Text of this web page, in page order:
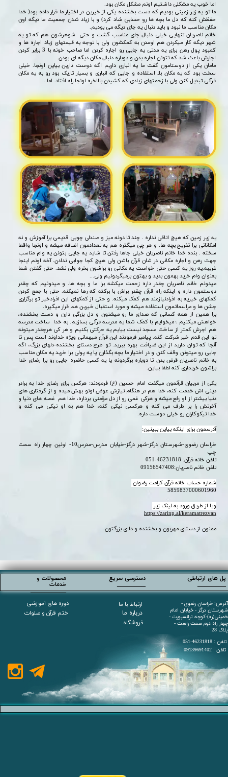
اما خوب یه مشکلی داشتیم اونم مشکل مکان بود.
ما تو یه زیر زمینی بودیم که دست بخشنده یکی از خیرین در اختیار ما قرار داده بود( خدا
حفظش کنه که دل ما بچه ها رو حسابی شاد کرد) و با زیاد شدن جمعیت ما دیگه اون
مکان مناسب ما نبود و باید دنبال یه جای دیگه می بودیم.
خانم ناصریان تنهایی خیلی دنبال جای مناسب گشت و حتی شوهرشون هم که تو یه
شهر دیگه کار میکردن هم اومدن به کمکشون ولی با توجه به قیمتهای زیاد اجاره ها و
کمبود پول رهن برای یه مدتی یه جایی رو اجاره کردن اما صاحب خونه با 3 برابر کردن
اجارش باعث شد که نتونن اجاره بدن و دوباره دنبال مکان دیگه ای بودن.
مامان یکی از دوستامون گفت ما یه انباری داریم اگه دوست دارین بیاین اونجا. خیلی
سخت بود که یه مکان بلا استفاده و جایی که انباری و بسیار تاریک بود رو به یه مکان
قرآنی تبدیل کنن ولی با زحمتهای زیادی که کشیدن بالاخره اونجا راه افتاد. اما...
یه زیر زمین که هیچ اتاقی نداره . چند تا دونه میز و صندلی چوبی قدیمی برا آموزش و نه
امکاناتی برا تفریح بچه ها. و هر چی میگذره هم به تعدادمون اضافه میشه و اونجا واقعا
سخته . بنده خدا خانم ناصریان خیلی جاها رفتن تا شاید یه جایی بتونن یه وام مناسب
جهت رهن و اجاره مکانی در شان قرآن باشن ولی هیچ کجا جوابی ندادن. آخه اونم اینجا
غریبه.یه روز یه کسی حتی خواست یه مکانی رو براشون بخره ولی نشد. حتی گفتن شما
بعنوان وام خرید بهمون بدید و بهتون برمیگردونیم ولی...
​​​​​​​میدونم خانم ناصریان چقدر داره زحمت میکشه برا ما و بچه ها. و میدونیم که چقدر
دوستمون داره و اینکه راه قرآن چقدر براش با برکته که رها نمیکنه. حتی با جمع کردن
کمکهای خیریه به افرادنیازمند هم کمک میکنه. و حتی از کمکهای این افرادخیر تو برگزاری
جشن ها و مراسماتمون استفاده میشه و مورد استقبال خیرین هم قرار میگیره.
برا همین از همه کسانی که صدای ما رو میشنون و دل بزرگی دارن و دست بخشنده،
خواهش میکنیم ؛ میخوایم با کمک شما یه مدرسه قرآنی بسازیم. به خدا ساخت مدرسه
هم اجرش کمتر از ساخت مسجد نیست بیایم یه حرکتی بکنیم و هر کی هرچقدر میتونه
تو این قدم خیر شرکت کنه. پیامبر فرمودند این قرآن میهمانی ویژه خداوند است پس تا
آنجا که توان دارید از این ضیافت بهره ببرید. تو طرح دستای بخشنده-دلهای بزرگ، اگه
جایی رو میتونن وقف کنن و در اختیار ما بچه بگذارن یا یه پولی برا خرید یه مکان مناسب
به خانم ناصریان قرض بدن تا دوباره برگردونه یا یه کسی حاضره جایی رو برا رضای خدا
براشون خریداری کنه لطفا بیاین.
​​​​​​​یکی از مربیان قرآنمون میگفت امام حسین (ع) فرمودند: هرکس برای رضای خدا به برادر
دینی اش خدمت کنه، خدا هم در هنگام نیازش عوض اونو بهش میده و از گرفتاری های
دنیا بیشتر از او رفع میشه و هرکی غمی رو از دل مؤمنی برداره، خدا هم غصه های دنیا و
آخرتش را بر طرف می کنه و هرکسی نیکی کنه، خدا هم به او نیکی می کنه و
خدا نیکوکاران رو خیلی دوست داره.
​​​​​​​آدرسمون برای اینکه بیاین ببینین:
خراسان رضوی-شهرستان درگز-شهر درگز-خیابان مدرس-مدرس10- اولین چهار راه سمت
چپ
تلفن خانه قرآن: 46231818-051
تلفن خانم ناصریان:09156547408
شماره حساب خانه قرآن کرامت رضوان:
5859837000601960​​​​​​​​​​​​​​
ویا از طریق ورود به لینک زیر:
https://zarinp.al/keramatrezvan
​​​​​​​ممنون از دستای مهربون و بخشنده و دلای بزرگتون
آدرس: خراسان رضوی -
شهرستان درگز - خیابان امام
خمینی(ره)-کوچه ترانسپورت -
چهار راه دوم سمت راست -
پلاک 28
تلفن : 46231818-051
ارتباط با ما
درباره ما
دوره های آموزشی
ختم قرآن و صلوات
پل های ارتباطی
________
دسترسی سریع
________
محصولات و
خدمات
__________
فروشگاه
تلفن : 09139691402